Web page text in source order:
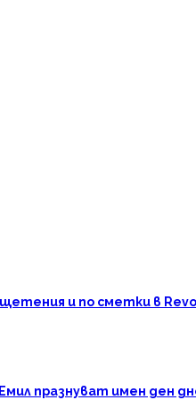
и по сметки в
празнуват имен ден